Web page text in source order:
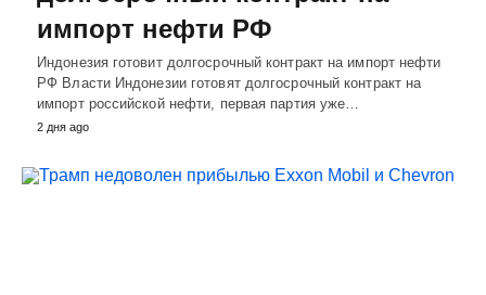
импорт нефти РФ
Индонезия готовит долгосрочный контракт на импорт нефти
РФ Власти Индонезии готовят долгосрочный контракт на
импорт российской нефти, первая партия уже…
2 дня ago